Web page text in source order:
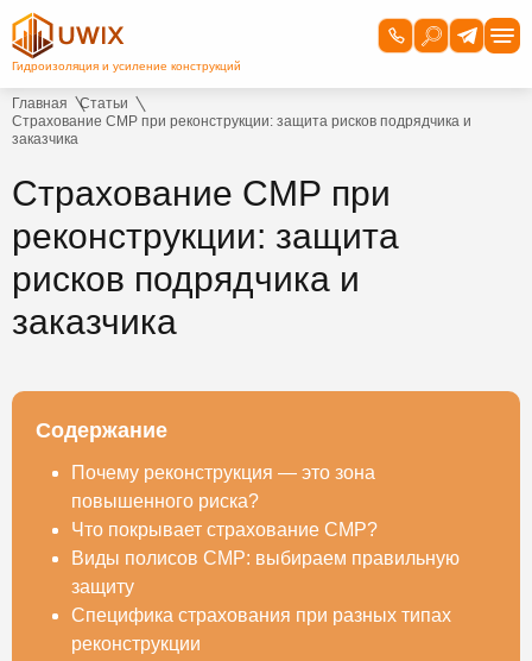
Главная
Статьи
Страхование СМР при реконструкции: защита рисков подрядчика и
заказчика
Страхование СМР при
реконструкции: защита
рисков подрядчика и
заказчика
Содержание
Почему реконструкция — это зона
повышенного риска?
Что покрывает страхование СМР?
Виды полисов СМР: выбираем правильную
защиту
Специфика страхования при разных типах
реконструкции